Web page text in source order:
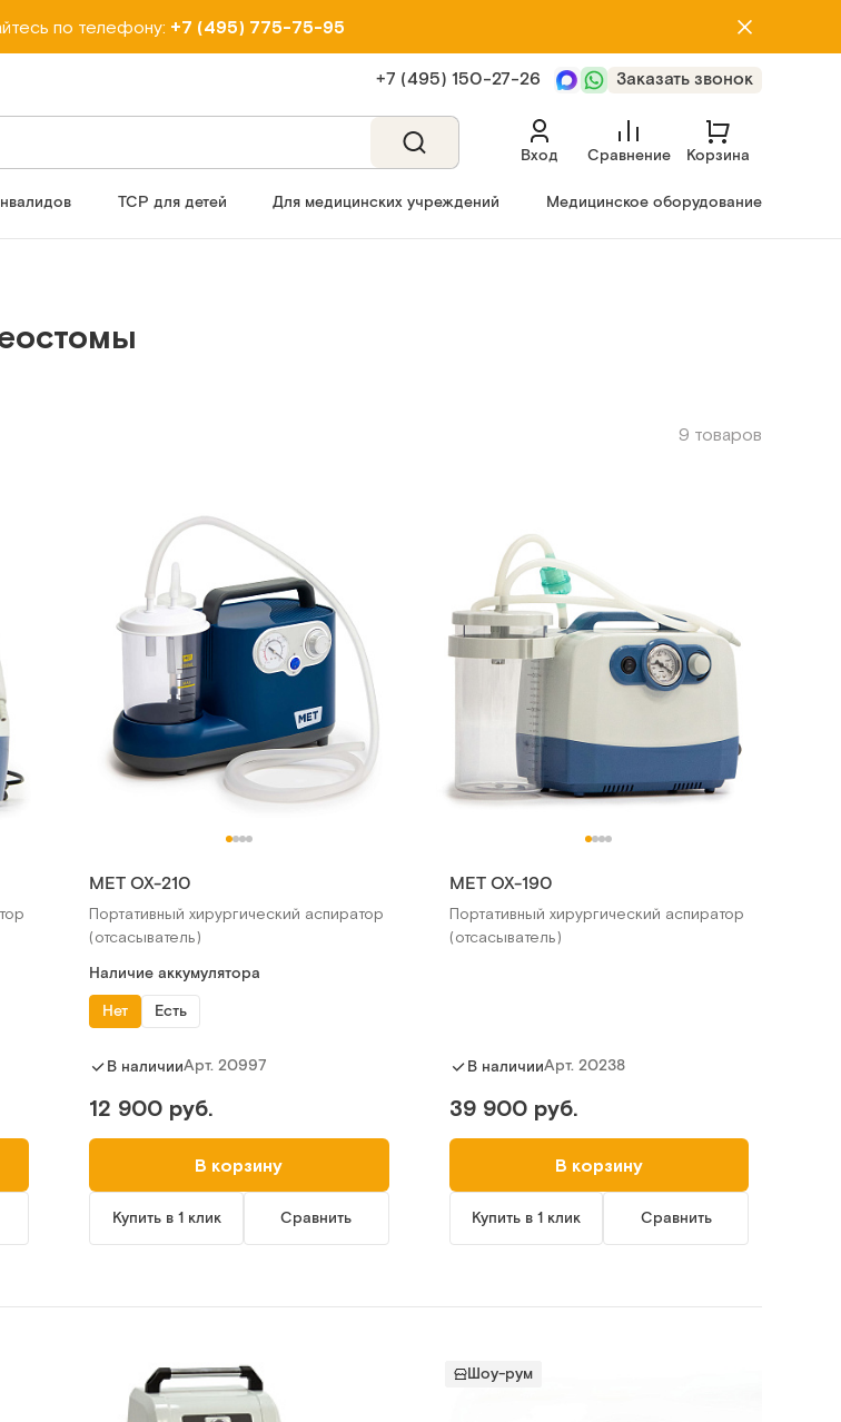
по телефону: +7 (495) 775-75-95
+7 (495) 150‑27‑26 Заказать звонок
Вход Сравнение Корзина
ТСР для детей Для медицинских учреждений Медицинское оборудование
9 товаров
MET OX-210
Портативный хирургический аспиратор
(отсасыватель)
Наличие аккумулятора
Нет
Есть
В наличииАрт.20997
12 900 руб.
В корзину
Купить в 1 клик Сравнить
MET OX-190
Портативный хирургический аспиратор
(отсасыватель)
В наличииАрт. 20238
39 900 руб.
В корзину
Купить в 1 клик Сравнить
Шоу-рум